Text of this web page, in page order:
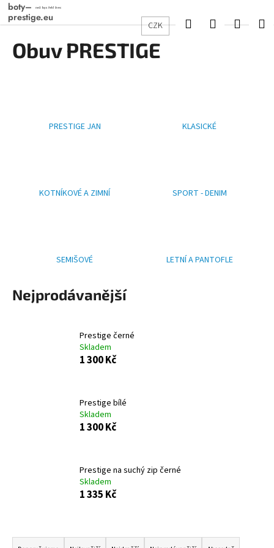
Přejít
obsah
CZK HledatPřihlášení
Obuv PRESTIGE
PRESTIGE JAN KLASICKÉ
KOTNÍKOVÉ A ZIMNÍ SPORT - DENIM
SEMIŠOVÉ LETNÍ A PANTOFLE
Nejprodávanější
Prestige černé
Skladem
1 300 Kč
Prestige bílé
Skladem
1 300 Kč
Prestige na suchý zip černé
Skladem
1 335 Kč
Ř
o
a
j
HLEDAT
u